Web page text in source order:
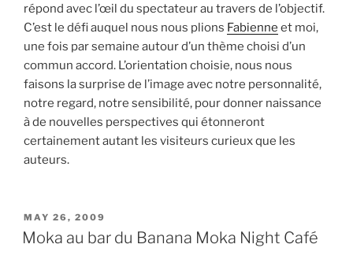
répond avec l’œil du spectateur au travers de l’objectif.
C’est le défi auquel nous nous plions Fabienne et moi,
une fois par semaine autour d’un thème choisi d’un
commun accord. L’orientation choisie, nous nous
faisons la surprise de l’image avec notre personnalité,
notre regard, notre sensibilité, pour donner naissance
à de nouvelles perspectives qui étonneront
certainement autant les visiteurs curieux que les
auteurs.
POSTED
ON
MAY 26, 2009
Moka au bar du Banana Moka Night Café